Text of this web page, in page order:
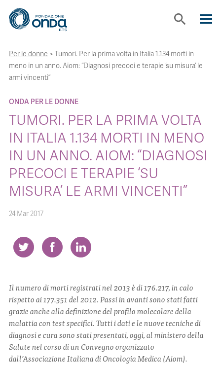
search
CHI SIAMO
STRUMENTI
PROGETTI
BOLLINI
NEWS
CONTATTI
ITA ENG
Per le donne > Tumori. Per la prima volta in Italia 1.134 morti in
meno in un anno. Aiom: “Diagnosi precoci e terapie ‘su misura’ le
armi vincenti”
ONDA PER LE DONNE
TUMORI. PER LA PRIMA VOLTA
IN ITALIA 1.134 MORTI IN MENO
IN UN ANNO. AIOM: “DIAGNOSI
PRECOCI E TERAPIE ‘SU
MISURA’ LE ARMI VINCENTI”
24 Mar 2017
Il numero di morti registrati nel 2013 è di 176.217, in calo
rispetto ai 177.351 del 2012. Passi in avanti sono stati fatti
grazie anche alla definizione del profilo molecolare della
malattia con test specifici. Tutti i dati e le nuove tecniche di
diagnosi e cura sono stati presentati, oggi, al ministero della
Salute nel corso di un Convegno organizzato
dall’Associazione Italiana di Oncologia Medica (Aiom).